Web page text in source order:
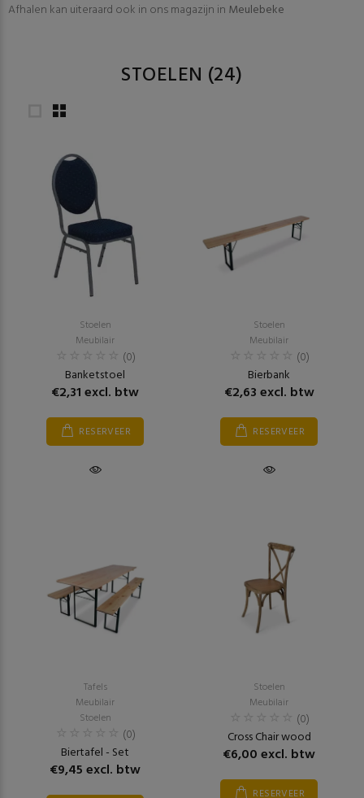
Afhalen kan uiteraard ook in ons magazijn in Meulebeke
STOELEN (24)
Stoelen
Meubilair
(0)
Banketstoel
€2,31 excl. btw
RESERVEER
Stoelen
Meubilair
(0)
Bierbank
€2,63 excl. btw
RESERVEER
Tafels
Meubilair
Stoelen
(0)
Biertafel - Set
€9,45 excl. btw
Stoelen
Meubilair
(0)
Cross Chair wood
€6,00 excl. btw
RESERVEER